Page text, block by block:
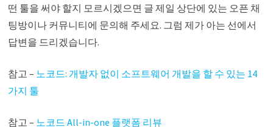
떤 툴을 써야 할지 모르시겠으면 글 제일 상단에 있는 오픈 채
팅방이나 커뮤니티에 문의해 주세요. 그럼 제가 아는 선에서
답변을 드리겠습니다.
참고 – 노코드: 개발자 없이 소프트웨어 개발을 할 수 있는 14
가지 툴
참고 – 노코드 All-in-one 플랫폼 리뷰